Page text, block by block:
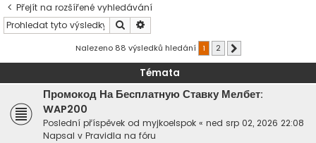
Přejít na rozšířené vyhledávání
Hledat
Nalezeno 88 výsledků hledání 1 2
Témata
Промокод На Бесплатную Ставку Мелбет:
WAP200
Poslední příspěvek od myjkoelspok « ned srp 02, 2026 22:08
Napsal v Pravidla na fóru